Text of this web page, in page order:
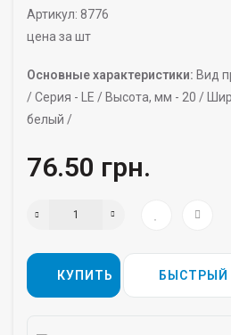
Артикул: 8776
цена за шт
Основные характеристики: Вид
/Серия - LE / Высота, мм - 20 /
белый /
76.50 грн.
КУПИТЬ БЫСТРЫЙ